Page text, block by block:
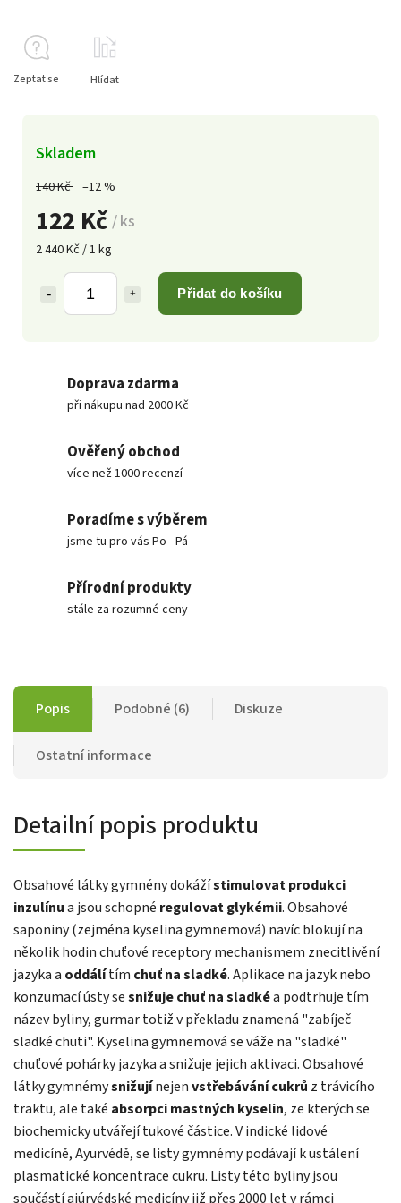
140 Kč –12 %
122 Kč / ks
2 440 Kč / 1 kg
Přidat do košíku
Skladem
Zeptat se Hlídat
Doprava zdarma
při nákupu nad 2000 Kč
Ověřený obchod
více než 1000 recenzí
Poradíme s výběrem
jsme tu pro vás Po - Pá
Přírodní produkty
stále za rozumné ceny
Popis Podobné (6) Diskuze
Ostatní informace
Detailní popis produktu
Obsahové látky gymnény dokážístimulovat produkci
inzulínua jsou schopné regulovat glykémii. Obsahové
saponiny (zejména kyselina gymnemová) navíc blokují na
několik hodin chuťové receptory mechanismem znecitlivění
jazyka a oddálítím chuť na sladké. Aplikace na jazyk nebo
konzumací ústy sesnižuje chuť na sladkéa podtrhuje tím
název byliny, gurmar totiž v překladu znamená "zabíječ
sladké chuti". Kyselina gymnemová se váže na "sladké"
chuťové pohárky jazyka a snižuje jejich aktivaci. Obsahové
látky gymnémysnižujínejenvstřebávání cukrů z trávicího
traktu, ale také absorpci mastných kyselin, ze kterých se
biochemicky utvářejí tukové částice.V indické lidové
medicíně, Ayurvédě, se listy gymnémy podávají k ustálení
plasmatické koncentrace cukru. Listy této byliny jsou
součástí ajúrvédské medicíny již přes 2000 let v rámci